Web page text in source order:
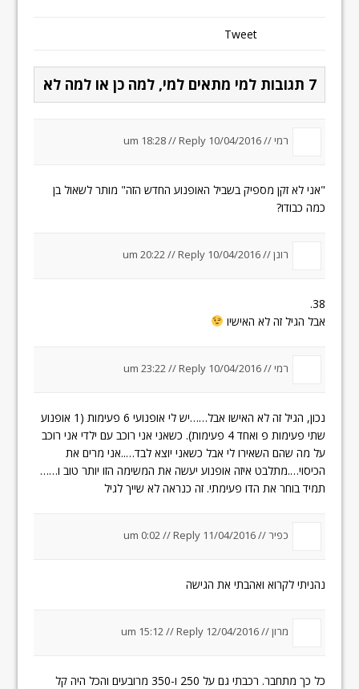
Tweet
7 תגובות למי מתאים למי, למה כן או למה לא
רמי //10/04/2016 um 18:28
//Reply
"אני לא זקן מספיק בשביל האופנוע החדש הזה" מותר לשאול בן
כמה כבודו?
רונן //10/04/2016 um 20:22
//Reply
38.
אבל הגיל זה לא האישיו
רמי //10/04/2016 um 23:22
//Reply
נכון, הגיל זה לא האישו אבל……יש לי אופנועי 6 פעימות (1 אופנוע
שתי פעימות פ ואחד 4 פעימות). כשאני אני רוכב עם ילדי אני רוכב
על מה שהם השאירו לי אבל כשאני יוצא לבד…..אני מרים את
הכיסוי….מתלבט איזה אופנוע יעשה את המשימה הזו יותר טוב ו……
תמיד בוחר את הדו פעימתי. זה כנראה לא שייך לגיל
כפיר //11/04/2016 um 0:02
//Reply
נהניתי לקרוא ואהבתי את הגישה
מרון //12/04/2016 um 15:12
//Reply
כל כך מתחבר. רכבתי גם על 250 ו-350 מרובעים והכל היה קל